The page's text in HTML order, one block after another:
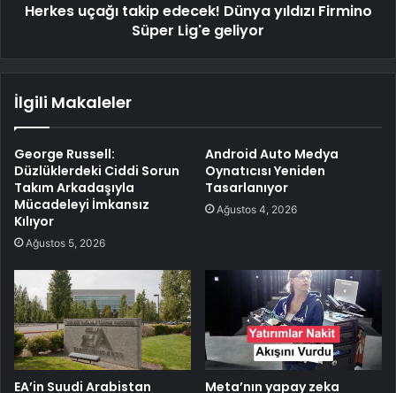
Herkes uçağı takip edecek! Dünya yıldızı Firmino
Süper Lig'e geliyor
İlgili Makaleler
George Russell:
Düzlüklerdeki Ciddi Sorun
Takım Arkadaşıyla
Mücadeleyi İmkansız
Kılıyor
Ağustos 5, 2026
Android Auto Medya
Oynatıcısı Yeniden
Tasarlanıyor
Ağustos 4, 2026
EA’in Suudi Arabistan
Meta’nın yapay zeka